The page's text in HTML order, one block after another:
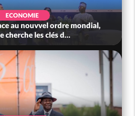
ECONOMIE
au nouvvel ordre mondial,
cherche les clés d...